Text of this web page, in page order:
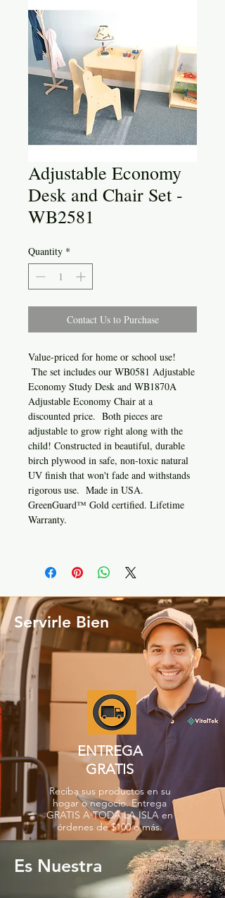
Adjustable Economy
Desk and Chair Set -
WB2581
Quantity *
Contact Us to Purchase
Value-priced for home or school use!
The set includes our WB0581 Adjustable
Economy Study Desk and WB1870A
Adjustable Economy Chair at a
discounted price. Both pieces are
adjustable to grow right along with the
child! Constructed in beautiful, durable
birch plywood in safe, non-toxic natural
UV finish that won't fade and withstands
rigorous use. Made in USA.
GreenGuard™ Gold certified. Lifetime
Warranty.
Servirle Bien
ENTREGA
GRATIS
Reciba sus productos en su
hogar o negocio. Entrega
GRATIS A TODA LA ISLA en
órdenes de $100 o más.
Es Nuestra